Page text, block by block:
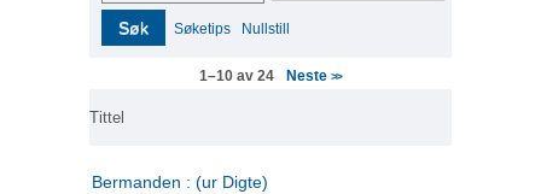
Søk Søketips Nullstill
1–10 av 24 Neste>>
Tittel
Bermanden : (ur Digte)